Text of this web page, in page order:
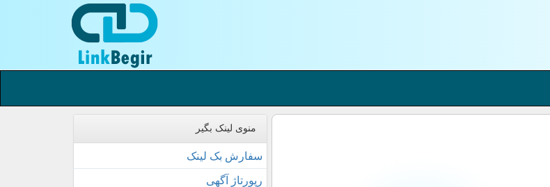
منوی لینک بگیر
سفارش بک لینک
رپورتاژ آگهی